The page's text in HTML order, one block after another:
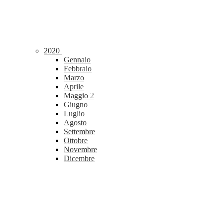
2020
Gennaio
Febbraio
Marzo
Aprile
Maggio 2
Giugno
Luglio
Agosto
Settembre
Ottobre
Novembre
Dicembre